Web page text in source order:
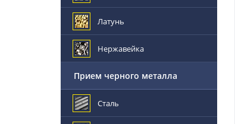
Латунь
Нержавейка
Прием черного металла
Сталь